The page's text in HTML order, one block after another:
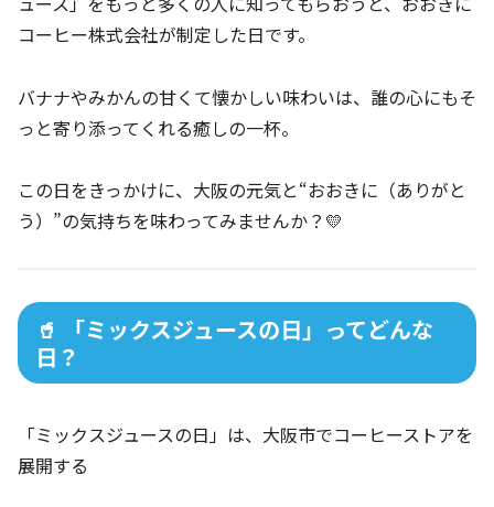
コーヒー株式会社が制定した日です。
バナナやみかんの甘くて懐かしい味わいは、誰の心にもそ
っと寄り添ってくれる癒しの一杯。
この日をきっかけに、大阪の元気と“おおきに（ありがと
う）”の気持ちを味わってみませんか？💛
🥤 「ミックスジュースの日」ってどんな
日？
「ミックスジュースの日」は、大阪市でコーヒーストアを
展開する